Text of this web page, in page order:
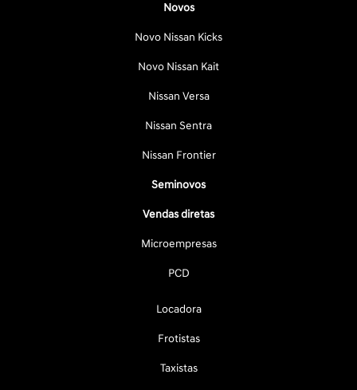
Novos
Novo Nissan Kicks
Novo Nissan Kait
Nissan Versa
Nissan Sentra
Nissan Frontier
Seminovos
Vendas diretas
Microempresas
PCD
Locadora
Frotistas
Taxistas